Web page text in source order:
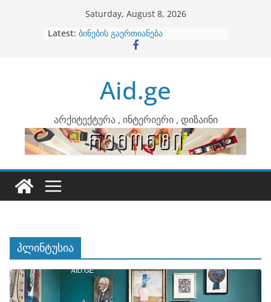
Saturday, August 8, 2026
Latest: ბინების გაერთიანება
კონტრასტები ინტერიერში
ინტერიერის დიზიანი
არტემიდი წარმოგიდგენთ
Aid.ge
არქიტექტურა , ინტერიერი , დიზაინი
პლინტუსია